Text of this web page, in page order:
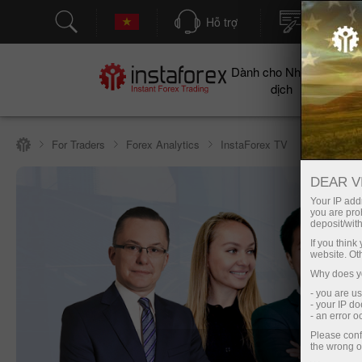
Hỗ trợ Mở tài
Dành cho Nhà giao
dịch
For Traders Forex Analytics InstaForex TV
DEAR
Your IP
you are
deposit/
If you
website.
Why does
- you are
- your IP
- an error
Please
the wrong